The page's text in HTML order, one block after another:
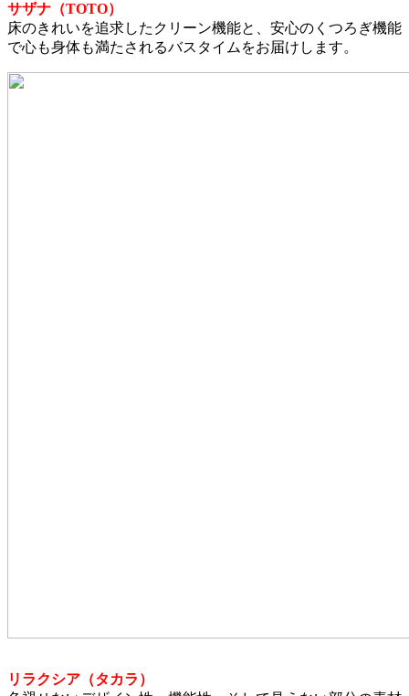
サザナ（TOTO）
床のきれいを追求したクリーン機能と、安心のくつろぎ機能
で心も身体も満たされるバスタイムをお届けします。
リラクシア（タカラ）